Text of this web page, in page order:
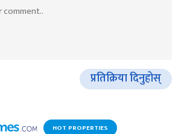
प्रतिक्रिया दिनुहोस्
HOT PROPERTIES